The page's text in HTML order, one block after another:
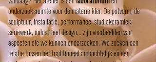
onderzoeksruimte voor de materie klei. De potvorm, de
sculptuur, installatie, performance, studiokeramiek,
seriewerk, industrieel design... zijn voorbeelden van
aspecten die we kunnen onderzoeken. We zoeken een
relatie tussen het traditioneel ambachtelijk en een